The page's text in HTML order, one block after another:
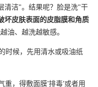
清洁"。结果呢？脸是洗"干
坏皮肤表面的皮脂膜和角质
油、越洗越敏感。
时候，先用清水或吸油纸
重，得敷面膜'排毒'或者用